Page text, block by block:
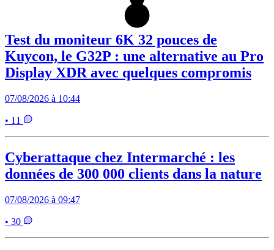
Test du moniteur 6K 32 pouces de
Kuycon, le G32P : une alternative au Pro
Display XDR avec quelques compromis
07/08/2026 à 10:44
• 11
Cyberattaque chez Intermarché : les
données de 300 000 clients dans la nature
07/08/2026 à 09:47
• 30